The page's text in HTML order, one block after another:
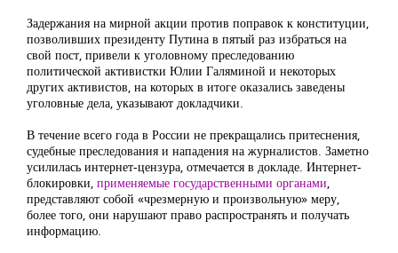
Задержания на мирной акции против поправок к конституции,
позволивших президенту Путина в пятый раз избраться на
свой пост, привели к уголовному преследованию
политической активистки Юлии Галяминой и некоторых
других активистов, на которых в итоге оказались заведены
уголовные дела, указывают докладчики.
В течение всего года в России не прекращались притеснения,
судебные преследования и нападения на журналистов. Заметно
усилилась интернет-цензура, отмечается в докладе. Интернет-
блокировки, применяемые государственными органами,
представляют собой «чрезмерную и произвольную» меру,
более того, они нарушают право распространять и получать
информацию.